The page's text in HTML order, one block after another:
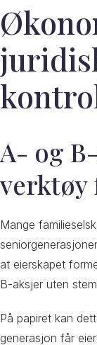
A- og
verktøy
Mange
at eierskapet
B-aksjer uten
På papiret kan
generasjon får